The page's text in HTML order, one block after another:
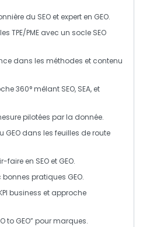
du SEO et expert en GEO.
TPE/PME avec un socle SEO
dans les méthodes et contenu
360° mêlant SEO, SEA, et
pilotées par la donnée.
GEO dans les feuilles de route
faire en SEO et GEO.
bonnes pratiques GEO.
business et approche
to GEO” pour marques.